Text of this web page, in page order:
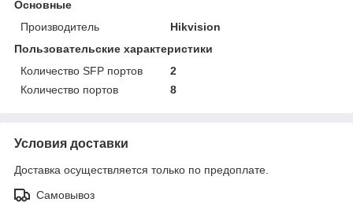
Основные
Производитель
Hikvision
Пользовательские характеристики
Количество SFP портов
2
Количество портов
8
Условия доставки
Доставка осуществляется только по предоплате.
Самовывоз